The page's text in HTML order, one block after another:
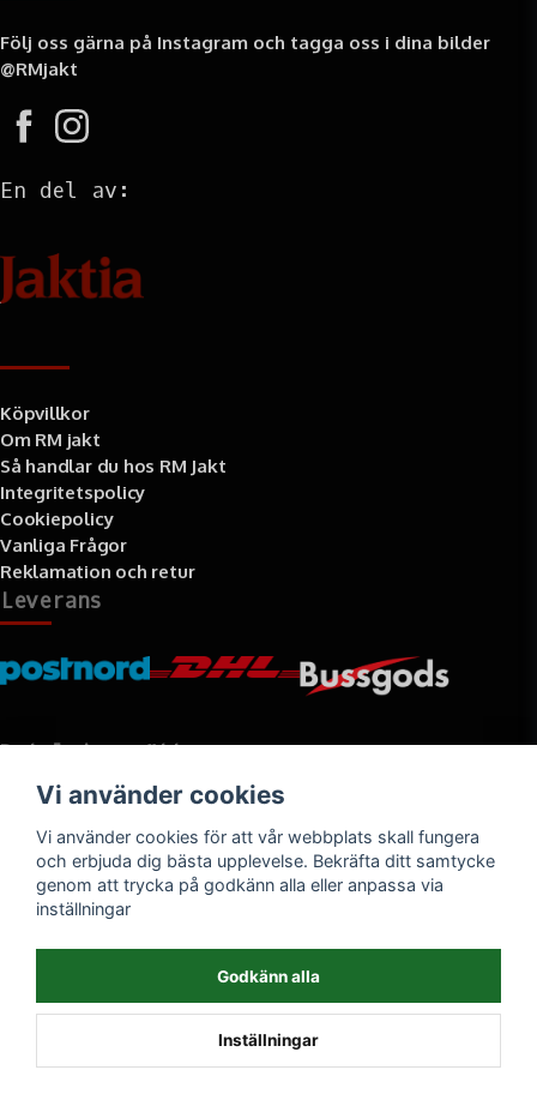
Följ oss gärna på Instagram och tagga oss i dina bilder
@RMjakt
En del av:
Köpvillkor
Om RM jakt
Så handlar du hos RM Jakt
Integritetspolicy
Cookiepolicy
Vanliga Frågor
Reklamation och retur
Leverans
Betalningssätt
Vi använder cookies
Vi använder cookies för att vår webbplats skall fungera
och erbjuda dig bästa upplevelse. Bekräfta ditt samtycke
genom att trycka på godkänn alla eller anpassa via
inställningar
Godkänn alla
Inställningar